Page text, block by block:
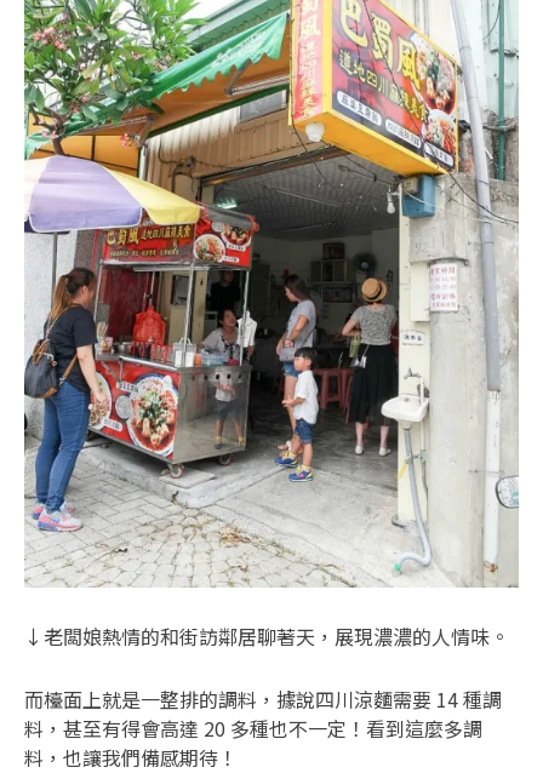
↓老闆娘熱情的和街訪鄰居聊著天，展現濃濃的人情味。
而檯面上就是一整排的調料，據說四川涼麵需要 14 種調
料，甚至有得會高達 20 多種也不一定！看到這麼多調
料，也讓我們備感期待！